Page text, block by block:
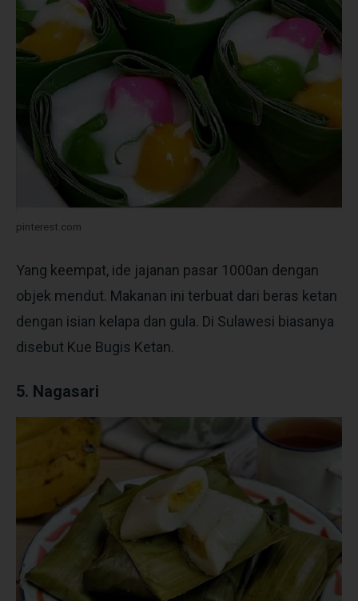
pinterest.com
Yang keempat, ide jajanan pasar 1000an dengan
objek mendut. Makanan ini terbuat dari beras ketan
dengan isian kelapa dan gula. Di Sulawesi biasanya
disebut Kue Bugis Ketan.
5. Nagasari